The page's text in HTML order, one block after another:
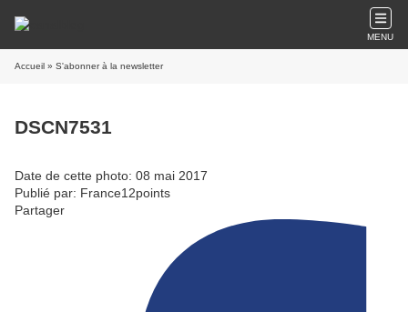
MENU
Accueil » S'abonner à la newsletter
DSCN7531
Date de cette photo: 08 mai 2017
Publié par: France12points
Partager